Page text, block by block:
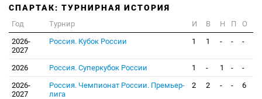
СПАРТАК: ТУРНИРНАЯ ИСТОРИЯ
Год Турнир И В Н П
О
2026-
2027
Россия. Кубок России 1 1 - - -
2026 Россия. Суперкубок России 1 - 1 -
-
2026-
2027
Россия. Чемпионат России. Премьер-
лига
2 2 - - 6